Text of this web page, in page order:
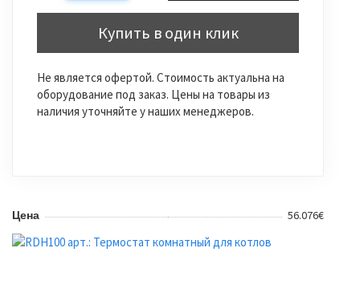
Купить в один клик
Не является офертой. Стоимость актуальна на
оборудование под заказ. Цены на товары из
наличия уточняйте у наших менеджеров.
Цена 56.076€